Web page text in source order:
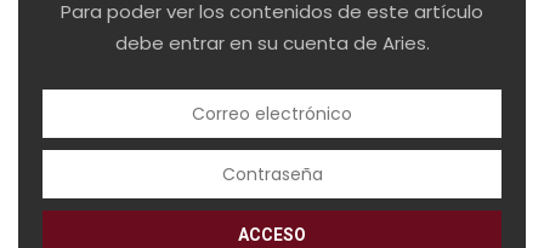
Para poder ver los contenidos de este artículo
debe entrar en su cuenta de Aries.